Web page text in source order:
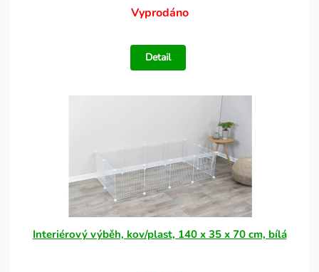
Vyprodáno
Detail
Interiérový výběh, kov/plast, 140 x 35 x 70 cm, bílá